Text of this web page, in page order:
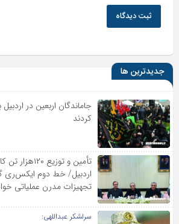
ثبت دیدگاه
جدیدترین ها
جاماندگان اربعین در اردبیل
کردند
تأمین و توزیع
اردبیل/ خط دوم ایکس‌ری
تجهیزات مدرن عملیاتی
سرلشکر عبداللهی: